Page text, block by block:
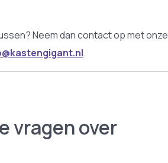
Neem dan contact op met onze
.
vragen over